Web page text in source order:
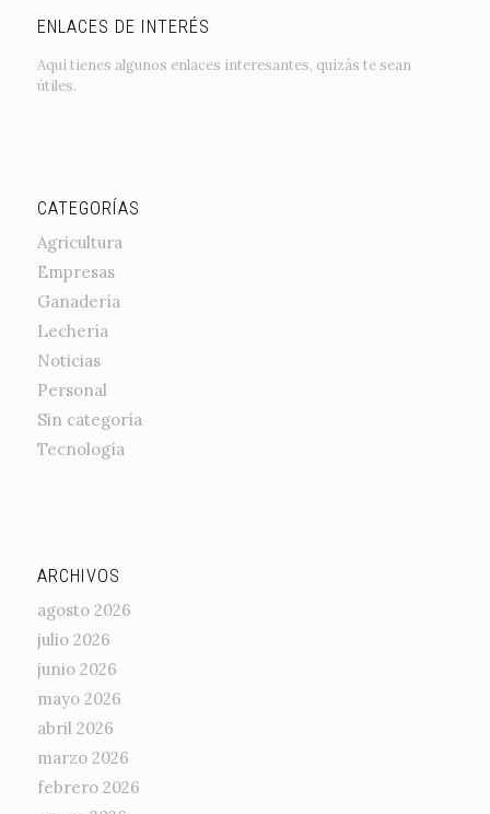
ENLACES DE INTERÉS
Aquí tienes algunos enlaces interesantes, quizás te sean
útiles.
CATEGORÍAS
Agricultura
Empresas
Ganadería
Lechería
Noticias
Personal
Sin categoría
Tecnología
ARCHIVOS
agosto 2026
julio 2026
junio 2026
mayo 2026
abril 2026
marzo 2026
febrero 2026